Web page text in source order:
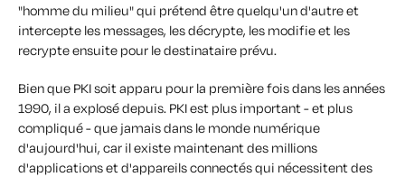
"homme du milieu" qui prétend être quelqu'un d'autre et
intercepte les messages, les décrypte, les modifie et les
recrypte ensuite pour le destinataire prévu.
Bien que PKI soit apparu pour la première fois dans les années
1990, il a explosé depuis. PKI est plus important - et plus
compliqué - que jamais dans le monde numérique
d'aujourd'hui, car il existe maintenant des millions
d'applications et d'appareils connectés qui nécessitent des